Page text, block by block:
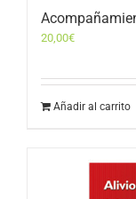
20,00€
Añadir al carrito